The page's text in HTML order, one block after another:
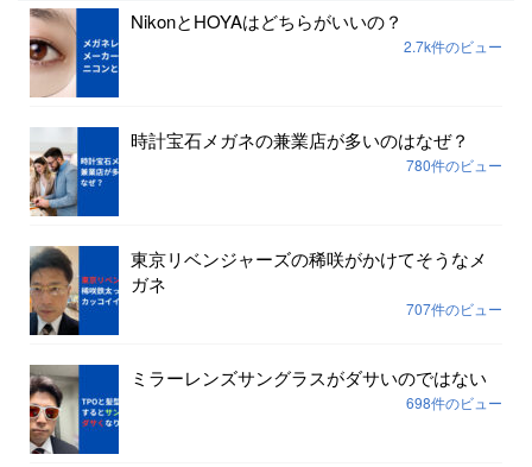
NikonとHOYAはどちらがいいの？
2.7k件のビュー
時計宝石メガネの兼業店が多いのはなぜ？
780件のビュー
東京リベンジャーズの稀咲がかけてそうなメ
ガネ
707件のビュー
ミラーレンズサングラスがダサいのではない
698件のビュー